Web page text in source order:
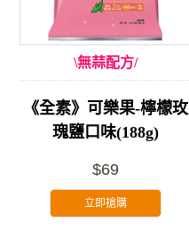
\無蒜配方/
《全素》可樂果-檸檬玫
瑰鹽口味(188g)
$69
立即搶購